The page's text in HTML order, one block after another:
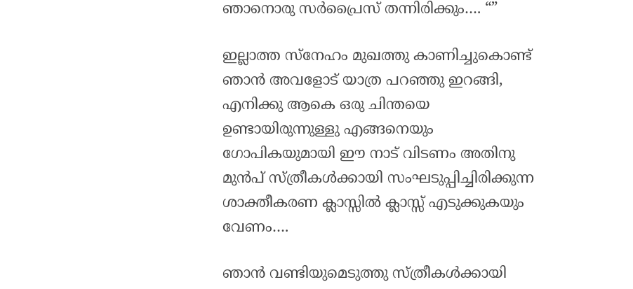
ഞാനൊരു സർപ്രൈസ് തന്നിരിക്കും…. “”
ഇല്ലാത്ത സ്നേഹം മുഖത്തു കാണിച്ചുകൊണ്ട്
ഞാൻ അവളോട്‌ യാത്ര പറഞ്ഞു ഇറങ്ങി,
എനിക്കു ആകെ ഒരു ചിന്തയെ
ഉണ്ടായിരുന്നുള്ളു എങ്ങനെയും
ഗോപികയുമായി ഈ നാട് വിടണം അതിനു
മുൻപ് സ്ത്രീകൾക്കായി സംഘടുപ്പിച്ചിരിക്കുന്ന
ശാക്തീകരണ ക്ലാസ്സിൽ ക്ലാസ്സ്‌ എടുക്കുകയും
വേണം….
ഞാൻ വണ്ടിയുമെടുത്തു സ്ത്രീകൾക്കായി